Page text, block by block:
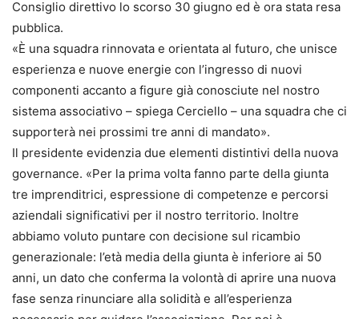
Consiglio direttivo lo scorso 30 giugno ed è ora stata resa
pubblica.
«È una squadra rinnovata e orientata al futuro, che unisce
esperienza e nuove energie con l’ingresso di nuovi
componenti accanto a figure già conosciute nel nostro
sistema associativo – spiega Cerciello – una squadra che ci
supporterà nei prossimi tre anni di mandato».
Il presidente evidenzia due elementi distintivi della nuova
governance. «Per la prima volta fanno parte della giunta
tre imprenditrici, espressione di competenze e percorsi
aziendali significativi per il nostro territorio. Inoltre
abbiamo voluto puntare con decisione sul ricambio
generazionale: l’età media della giunta è inferiore ai 50
anni, un dato che conferma la volontà di aprire una nuova
fase senza rinunciare alla solidità e all’esperienza